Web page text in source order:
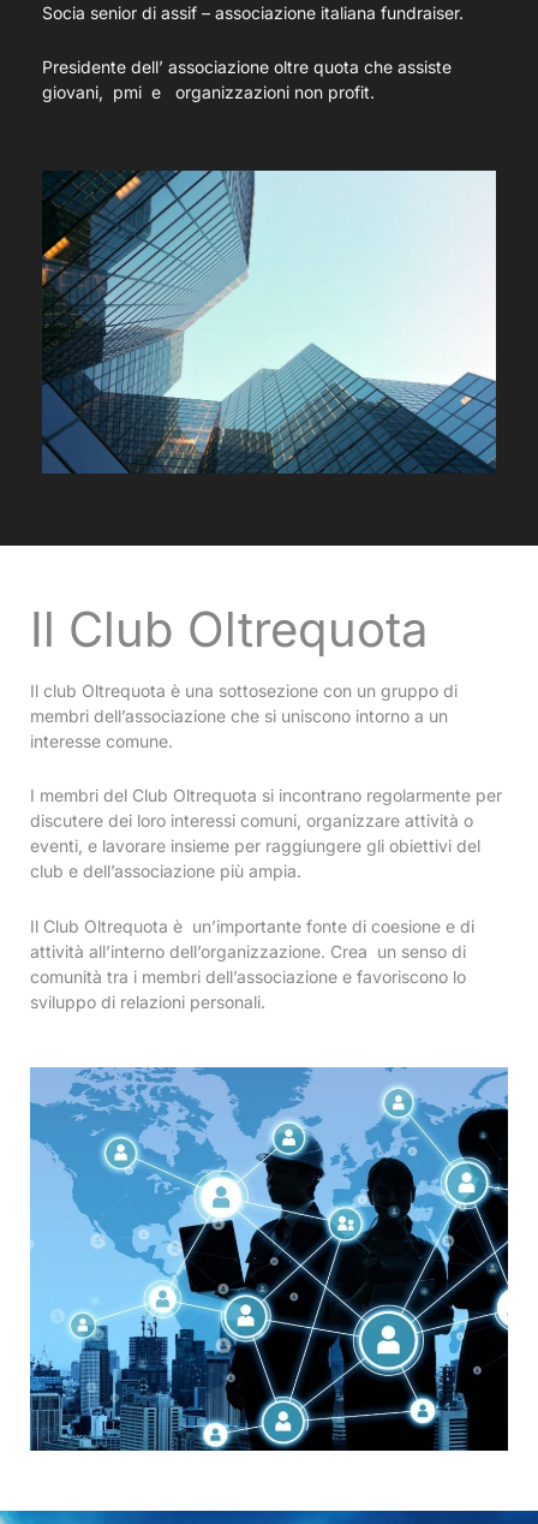
Socia senior di assif – associazione italiana fundraiser.
Presidente dell’ associazione oltre quota che assiste
giovani, pmi e organizzazioni non profit.
Il Club Oltrequota
Il club Oltrequota è una sottosezione con un gruppo di
membri dell’associazione che si uniscono intorno a un
interesse comune.
I membri del Club Oltrequota si incontrano regolarmente per
discutere dei loro interessi comuni, organizzare attività o
eventi, e lavorare insieme per raggiungere gli obiettivi del
club e dell’associazione più ampia.
Il Club Oltrequota è un’importante fonte di coesione e di
attività all’interno dell’organizzazione. Crea un senso di
comunità tra i membri dell’associazione e favoriscono lo
sviluppo di relazioni personali.